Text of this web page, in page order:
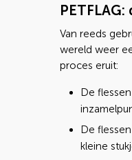
Van reeds
wereld weer
proces eruit:
De
De
kleine